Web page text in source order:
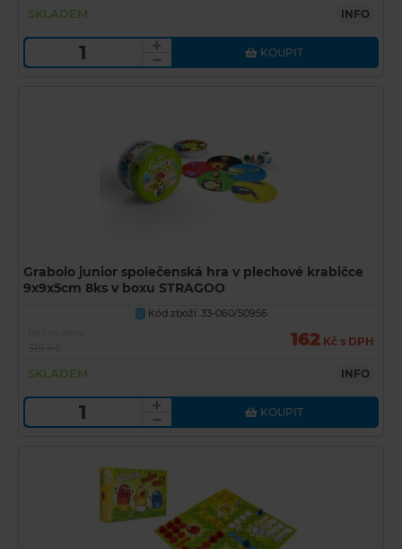
SKLADEM INFO
KOUPIT
Grabolo junior společenská hra v plechové krabičce
9x9x5cm 8ks v boxu STRAGOO
U Kód zboží: 33-060/50956
162 Kč s DPH
SKLADEM INFO
KOUPIT